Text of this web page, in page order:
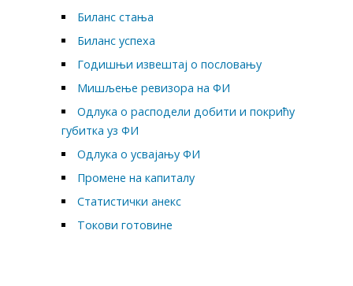
Биланс стања
Биланс успеха
Годишњи извештај о пословању
Мишљење ревизора на ФИ
Одлука о расподели добити и покрићу
губитка уз ФИ
Одлука о усвајању ФИ
Промене на капиталу
Статистички анекс
Токови готовине